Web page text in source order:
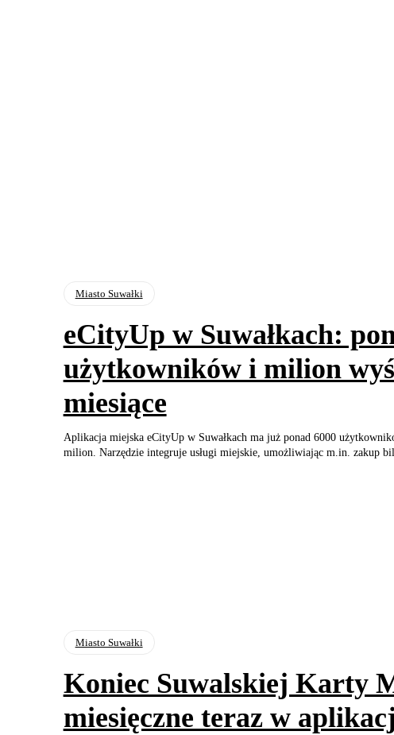
Miasto Suwałki
eCityUp w Suwałkach:
użytkowników i milion
miesiące
Aplikacja miejska eCityUp w Suwałkach ma już ponad 6000
milion. Narzędzie integruje usługi miejskie, umożliwiając m.in. zakup
Miasto Suwałki
Koniec Suwalskiej Karty
miesięczne teraz w